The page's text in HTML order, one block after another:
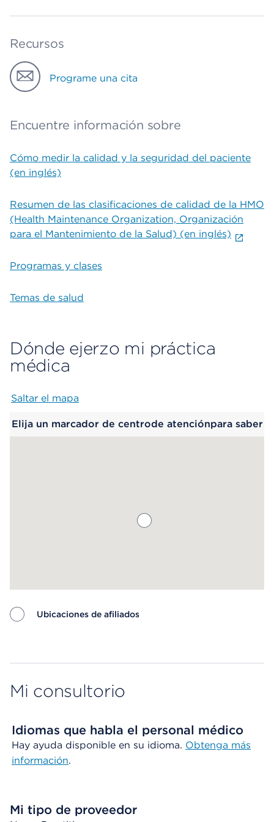
Recursos
Programe una cita
Encuentre información sobre
Cómo medir la calidad y la seguridad del paciente
(en inglés)
Resumen de las clasificaciones de calidad de la HMO
(Health Maintenance Organization, Organización
para el Mantenimiento de la Salud) (en inglés)
Programas y clases
Temas de salud
Dónde ejerzo mi práctica
médica
Saltar el mapa
Elija un marcador de centrode atenciónpara saber
Ubicaciones de afiliados
Mi consultorio
Idiomas que habla el personal médico
Hay ayuda disponible en su idioma. Obtenga más
información.
Mi tipo de proveedor